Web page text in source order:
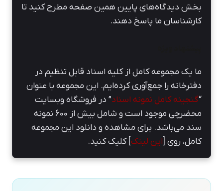
بخش دیدگاه‌های پایین همین صفحه مطرح کنید تا
کارشناسان ما پاسخ دهند.
ما یک مجموعه کامل از کلیه اسناد قابل تنظیم در
دفترخانه را جمع‌آوری کرده‌ایم. این مجموعه با عنوان
“گنجینه کامل نمونه اسناد” در فروشگاه وبسایت
محضرچی موجود است و شامل بیش از 600 نمونه
سند می‌باشد. برای مشاهده و دانلود این مجموعه
کامل، روی [ این لینک ] کلیک کنید.